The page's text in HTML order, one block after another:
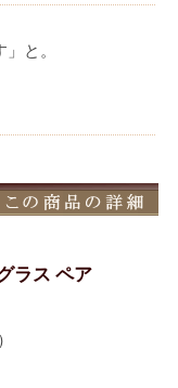
と。
ラス ペア